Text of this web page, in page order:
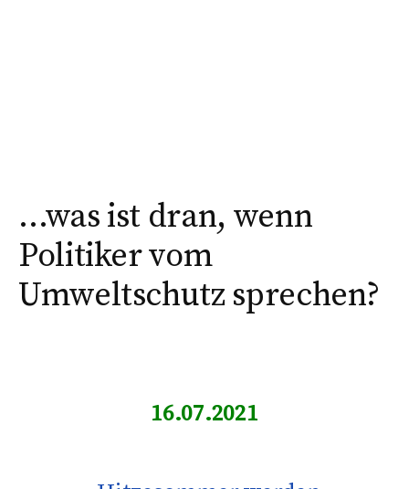
…was ist dran, wenn
Politiker vom
Umweltschutz sprechen?
16.07.2021